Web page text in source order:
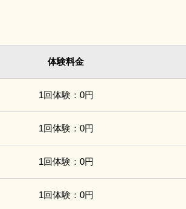
体験料金
1回体験：0円
1回体験：0円
1回体験：0円
1回体験：0円